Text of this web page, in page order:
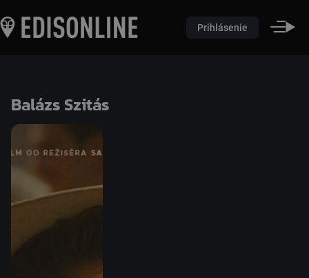
Prihlásenie
Balázs Szitás